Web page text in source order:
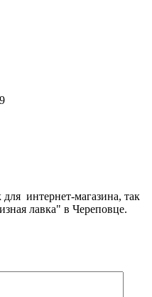
интернет-магазина, так
лавка" в Череповце.